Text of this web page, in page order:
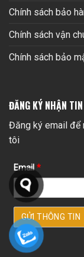
Chính sách bảo
Chính sách vận
Chính sách bảo
ĐĂNG KÝ NHẬN TIN
Đăng ký email để
tôi
Email *